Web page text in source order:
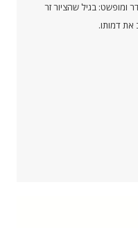
ומופשט: בגיל שהציור זר
דמותו.